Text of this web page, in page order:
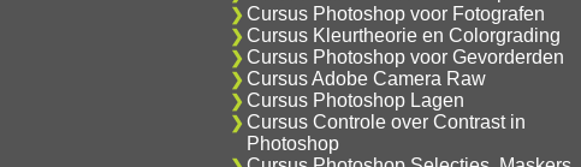
Cursus Photoshop voor Fotografen
Cursus Kleurtheorie en Colorgrading
Cursus Photoshop voor Gevorderden
Cursus Adobe Camera Raw
Cursus Photoshop Lagen
Cursus Controle over Contrast in
Photoshop